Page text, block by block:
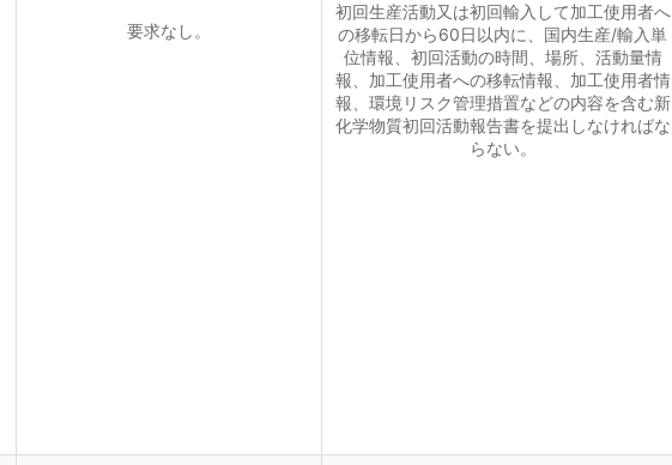
要求なし。
初回生産活動又は初回輸入して加工使用者へ
の移転日から60日以内に、国内生産/輸入単
位情報、初回活動の時間、場所、活動量情
報、加工使用者への移転情報、加工使用者情
報、環境リスク管理措置などの内容を含む新
化学物質初回活動報告書を提出しなければな
らない。